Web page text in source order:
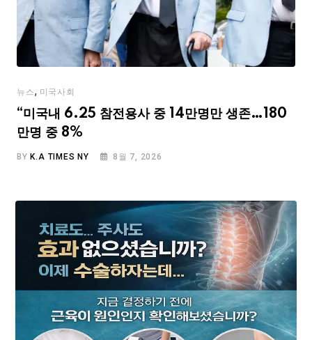
뉴스, 미국사회
“미국내 6.25 참전용사 중 14만명만 생존…180
만명 중 8%
BY K.A TIMES NY 8월 7, 2026